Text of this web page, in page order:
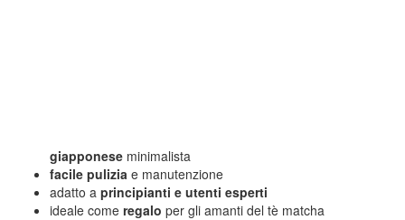
giapponese minimalista
facile pulizia e manutenzione
adatto a principianti e utenti esperti
ideale come regalo per gli amanti del tè matcha